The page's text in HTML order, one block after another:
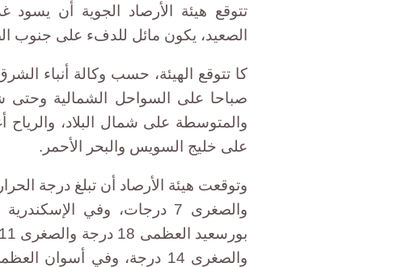
تتوقع هيئة الأرصاد الجوية أن
الصعيد، يكون مائل للدفء على جنوب
كا تتوقع الهيئة، حسب وكالة أنباء
صباحا على السواحل الشمالية
والمتوسطة على شمال البلاد، والرياح
على خليج السويس والبحر الأحمر.